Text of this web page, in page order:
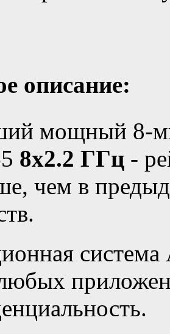
описание:
мощный 8-
8х2.2 ГГц -
чем в